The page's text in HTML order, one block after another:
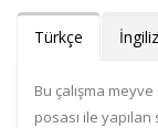
Türkçe
Bu çalışma meyve
posası ile